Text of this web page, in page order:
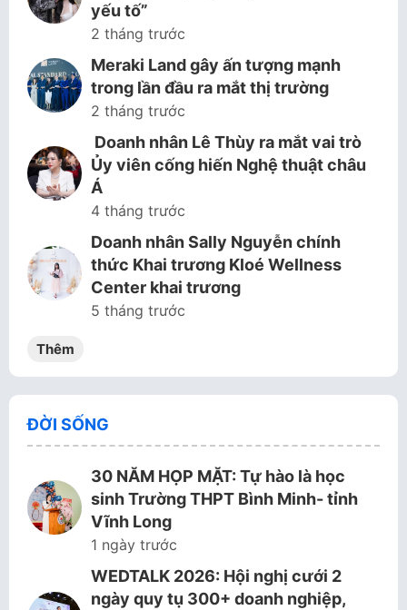
yếu tố”
2 tháng trước
Meraki Land gây ấn tượng mạnh
trong lần đầu ra mắt thị trường
2 tháng trước
Doanh nhân Lê Thùy ra mắt vai trò
Ủy viên cống hiến Nghệ thuật châu
Á
4 tháng trước
Doanh nhân Sally Nguyễn chính
thức Khai trương Kloé Wellness
Center khai trương
5 tháng trước
Thêm
ĐỜI SỐNG
30 NĂM HỌP MẶT: Tự hào là học
sinh Trường THPT Bình Minh- tỉnh
Vĩnh Long
1 ngày trước
WEDTALK 2026: Hội nghị cưới 2
ngày quy tụ 300+ doanh nghiệp,